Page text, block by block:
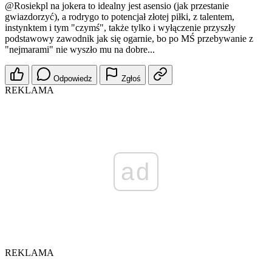
@Rosiekpl na jokera to idealny jest asensio (jak przestanie
gwiazdorzyć), a rodrygo to potencjał złotej piłki, z talentem,
instynktem i tym "czymś", także tylko i wyłączenie przyszły
podstawowy zawodnik jak się ogarnie, bo po MŚ przebywanie z
"nejmarami" nie wyszło mu na dobre...
Odpowiedz Zgłoś
REKLAMA
ad
REKLAMA